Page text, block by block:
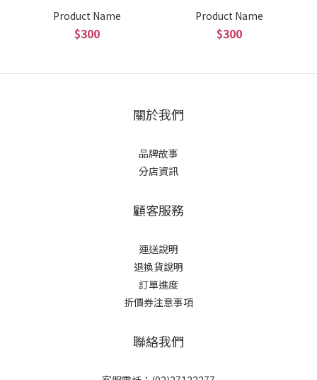
Product Name
$300
Product Name
$300
關於我們
品牌故事
分店資訊
顧客服務
運送說明
退換貨說明
訂單進度
折價券注意事項
聯絡我們